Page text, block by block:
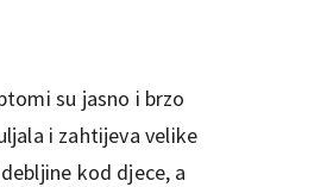
su jasno i brzo
i zahtijeva velike
kod djece, a